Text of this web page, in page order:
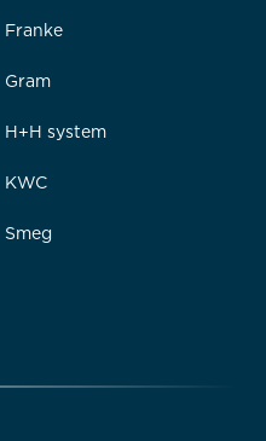
Franke
Gram
H+H system
KWC
Smeg